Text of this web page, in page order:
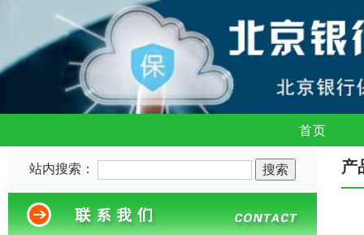
首页
站内搜索： 产